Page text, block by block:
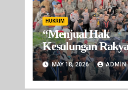
HUKRIM
“Menjual Hak
Kesulungan
Buru: Gubernur
Wakil Gubernur
Dituding Takut
MAY 18, 2026 ADMIN